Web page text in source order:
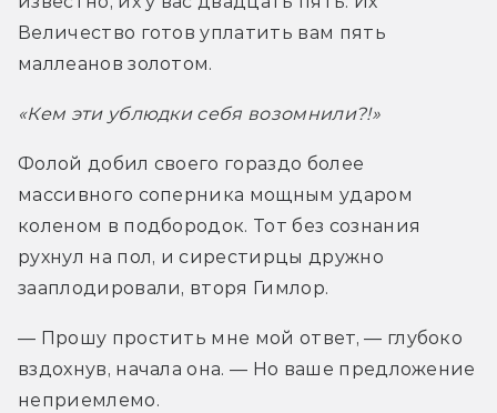
Величество готов уплатить вам пять
маллеанов золотом.
«Кем эти ублюдки себя возомнили?!»
Фолой добил своего гораздо более
массивного соперника мощным ударом
коленом в подбородок. Тот без сознания
рухнул на пол, и сирестирцы дружно
зааплодировали, вторя Гимлор.
— Прошу простить мне мой ответ, — глубоко
вздохнув, начала она. — Но ваше предложение
неприемлемо.